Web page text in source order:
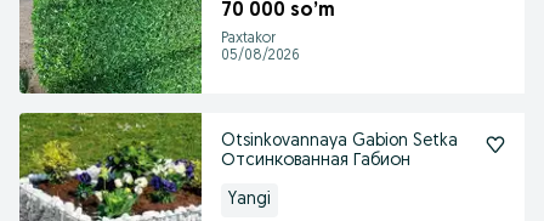
70 000 so’m
Paxtakor
05/08/2026
Otsinkovannaya Gabion Setka
Отсинкованная Габион
Yangi